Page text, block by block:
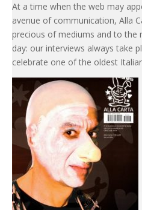
At a time when the web may
avenue of communication, Alla
precious of mediums and to
day: our interviews always take
celebrate one of the oldest